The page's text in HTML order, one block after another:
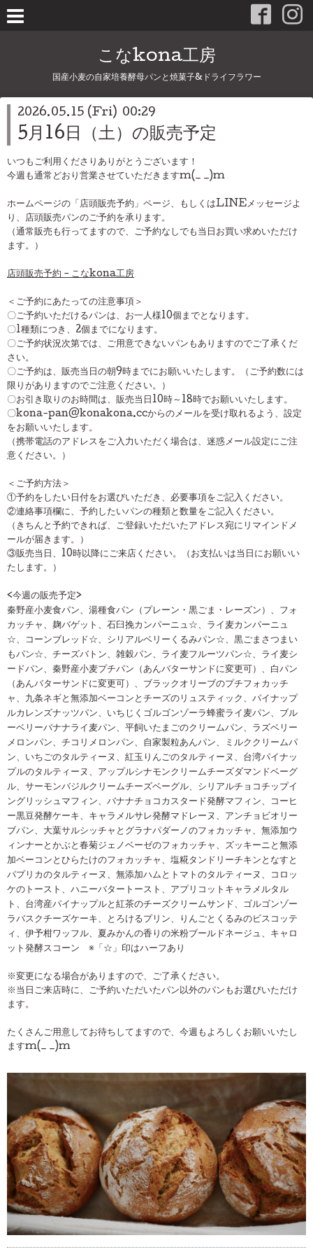
こなkona工房
国産小麦の自家培養酵母パンと焼菓子&ドライフラワー
2026.05.15 (Fri) 00:29
5月16日（土）の販売予定
いつもご利用くださりありがとうございます！
今週も通常どおり営業させていただきますm(_ _)m
ホームページの「店頭販売予約」ページ、もしくはLINEメッセージよ
り、店頭販売パンのご予約を承ります。
（通常販売も行ってますので、ご予約なしでも当日お買い求めいただけ
ます。）
店頭販売予約 - こなkona工房
＜ご予約にあたっての注意事項＞
〇ご予約いただけるパンは、お一人様10個までとなります。
〇1種類につき、2個までになります。
〇ご予約状況次第では、ご用意できないパンもありますのでご了承くだ
さい。
〇ご予約は、販売当日の朝9時までにお願いいたします。（ご予約数には
限りがありますのでご注意ください。）
〇お引き取りのお時間は、販売当日10時～18時でお願いいたします。
〇kona-pan@konakona.ccからのメールを受け取れるよう、設定
をお願いいたします。
（携帯電話のアドレスをご入力いただく場合は、迷惑メール設定にご注
意ください。）
＜ご予約方法＞
①予約をしたい日付をお選びいただき、必要事項をご記入ください。
②連絡事項欄に、予約したいパンの種類と数量をご記入ください。
（きちんと予約できれば、ご登録いただいたアドレス宛にリマインドメ
ールが届きます。）
③販売当日、10時以降にご来店ください。（お支払いは当日にお願いい
たします。）
<今週の販売予定>
秦野産小麦食パン、湯種食パン（プレーン・黒ごま・レーズン）、フォ
カッチャ、麹バゲット、石臼挽カンパーニュ☆、ライ麦カンパーニュ
☆、コーンブレッド☆、シリアルベリーくるみパン☆、黒ごまさつまい
もパン☆、チーズバトン、雑穀パン、ライ麦フルーツパン☆、ライ麦シ
ードパン、 秦野産小麦プチパン（あんバターサンドに変更可）、白パン
（あんバターサンドに変更可） 、ブラックオリーブのプチフォカッチ
ャ、九条ネギと無添加ベーコンとチーズのリュスティック、パイナップ
ルカレンズナッツパン、いちじくゴルゴンゾーラ蜂蜜ライ麦パン、ブル
ーベリーバナナライ麦パン、平飼いたまごのクリームパン、ラズベリー
メロンパン、チコリメロンパン、自家製粒あんパン、ミルククリームパ
ン、いちごのタルティーヌ、紅玉りんごのタルティーヌ、台湾パイナッ
プルのタルティーヌ、アップルシナモンクリームチーズダマンドベーグ
ル、サーモンバジルクリームチーズベーグル、シリアルチョコチップイ
ングリッシュマフィン、バナナチョコカスタード発酵マフィン、コーヒ
ー黒豆発酵ケーキ、キャラメルサレ発酵マドレーヌ、アンチョビオリー
ブパン、大葉サルシッチャとグラナパダーノのフォカッチャ、無添加ウ
ィンナーとかぶと春菊ジェノベーゼのフォカッチャ 、ズッキーニと無添
加ベーコンとひらたけのフォカッチャ、塩糀タンドリーチキンとなすと
パプリカのタルティーヌ、無添加ハムとトマトのタルティーヌ 、コロッ
ケの トースト、ハニーバタートースト、アプリコットキャラメルタル
ト、台湾産パイナップルと紅茶のチーズクリームサンド、ゴルゴンゾー
ラバスクチーズケーキ、とろけるプリン、りんごとくるみのビスコッテ
ィ、伊予柑ワッフル、夏みかんの香りの米粉ブールドネージュ、キャロ
ット発酵スコーン ※「☆」印はハーフあり
※変更になる場合がありますので、ご了承ください。
※当日ご来店時に、ご予約いただいたパン以外のパンもお選びいただけ
ます。
たくさんご用意してお待ちしてますので、今週もよろしくお願いいたし
ますm(_ _)m